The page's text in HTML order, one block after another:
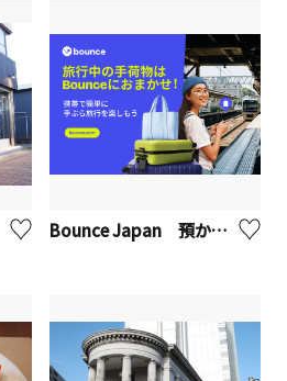
Bounce Japan 預かりサービス